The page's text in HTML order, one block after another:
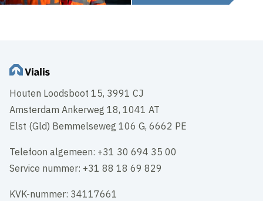
Houten Loodsboot 15, 3991 CJ
Amsterdam Ankerweg 18, 1041 AT
Elst (Gld) Bemmelseweg 106 G, 6662 PE
Telefoon algemeen: +31 30 694 35 00
Service nummer: +31 88 18 69 829
KVK-nummer: 34117661